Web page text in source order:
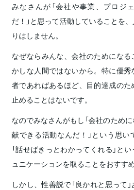
みなさんが「会社や事業、プロジ
だ！」と思って活動していることを
りはしません。
なぜならみんな、会社のためにな
かしな人間ではないから。特に優
者であればあるほど、目的達成の
止めることはないです。
なのでみなさんがもし「会社のために
献できる活動なんだ！」という思
「話せばきっとわかってくれる」と
ュニケーションを取ることをおすす
しかし、性善説で「良かれと思って